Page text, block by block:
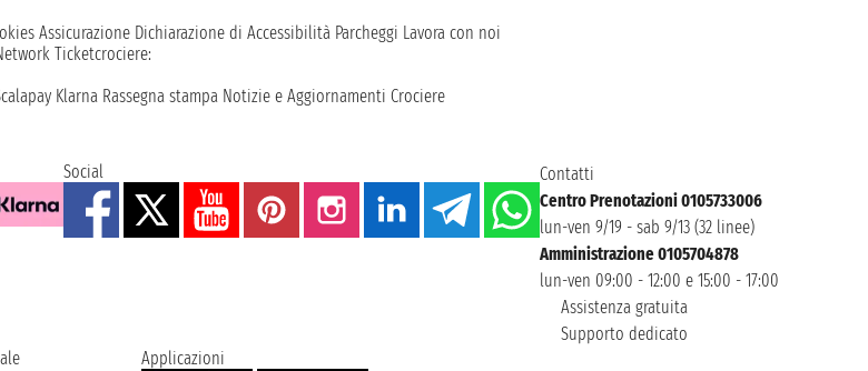
Assicurazione Dichiarazione di Accessibilità Parcheggi Lavora con noi
Ticketcrociere:
Klarna Rassegna stampa Notizie e Aggiornamenti Crociere
Social
Contatti
Centro Prenotazioni 0105733006
lun-ven 9/19 - sab 9/13 (32 linee)
Amministrazione 0105704878
lun-ven 09:00 - 12:00 e 15:00 - 17:00
Assistenza gratuita
Supporto dedicato
Applicazioni